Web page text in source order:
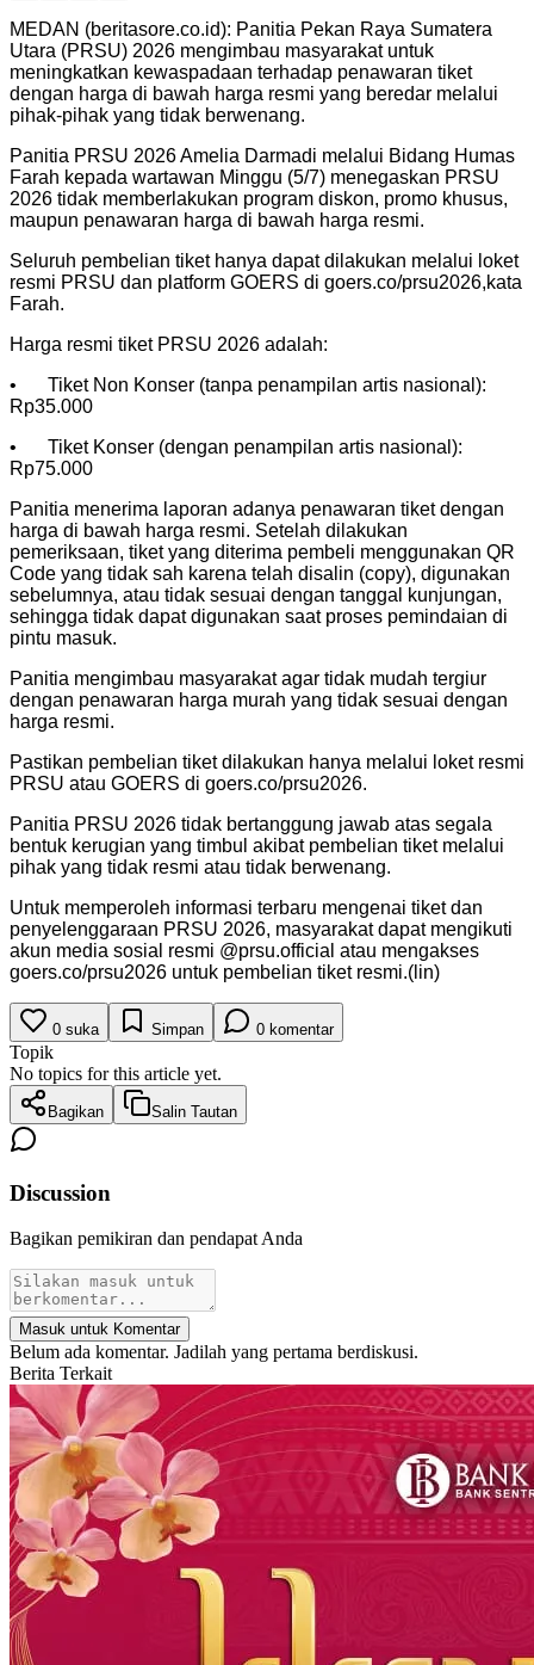
MEDAN (beritasore.co.id): Panitia Pekan Raya Sumatera
Utara (PRSU) 2026 mengimbau masyarakat untuk
meningkatkan kewaspadaan terhadap penawaran tiket
dengan harga di bawah harga resmi yang beredar melalui
pihak-pihak yang tidak berwenang.
Panitia PRSU 2026 Amelia Darmadi melalui Bidang Humas
Farah kepada wartawan Minggu (5/7) menegaskan PRSU
2026 tidak memberlakukan program diskon, promo khusus,
maupun penawaran harga di bawah harga resmi.
Seluruh pembelian tiket hanya dapat dilakukan melalui loket
resmi PRSU dan platform GOERS di goers.co/prsu2026,kata
Farah.
Harga resmi tiket PRSU 2026 adalah:
•
Tiket Non Konser (tanpa penampilan artis nasional):
Rp35.000
•
Tiket Konser (dengan penampilan artis nasional):
Rp75.000
Panitia menerima laporan adanya penawaran tiket dengan
harga di bawah harga resmi. Setelah dilakukan
pemeriksaan, tiket yang diterima pembeli menggunakan QR
Code yang tidak sah karena telah disalin (copy), digunakan
sebelumnya, atau tidak sesuai dengan tanggal kunjungan,
sehingga tidak dapat digunakan saat proses pemindaian di
pintu masuk.
Panitia mengimbau masyarakat agar tidak mudah tergiur
dengan penawaran harga murah yang tidak sesuai dengan
harga resmi.
Pastikan pembelian tiket dilakukan hanya melalui loket resmi
PRSU atau GOERS di goers.co/prsu2026.
Panitia PRSU 2026 tidak bertanggung jawab atas segala
bentuk kerugian yang timbul akibat pembelian tiket melalui
pihak yang tidak resmi atau tidak berwenang.
Untuk memperoleh informasi terbaru mengenai tiket dan
penyelenggaraan PRSU 2026, masyarakat dapat mengikuti
akun media sosial resmi @prsu.official atau mengakses
goers.co/prsu2026 untuk pembelian tiket resmi.(lin)
0 suka Simpan 0 komentar
Topik
No topics for this article yet.
Bagikan Salin Tautan
Discussion
Bagikan pemikiran dan pendapat Anda
Masuk untuk Komentar
Belum ada komentar. Jadilah yang pertama berdiskusi.
Berita Terkait